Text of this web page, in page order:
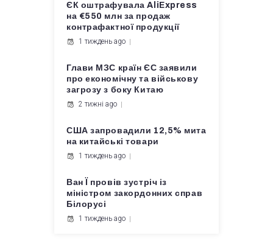
ЄК оштрафувала AliExpress
на €550 млн за продаж
контрафактної продукції
1 тиждень ago
Глави МЗС країн ЄС заявили
про економічну та військову
загрозу з боку Китаю
2 тижні ago
США запровадили 12,5% мита
на китайські товари
1 тиждень ago
Ван Ї провів зустріч із
міністром закордонних справ
Білорусі
1 тиждень ago